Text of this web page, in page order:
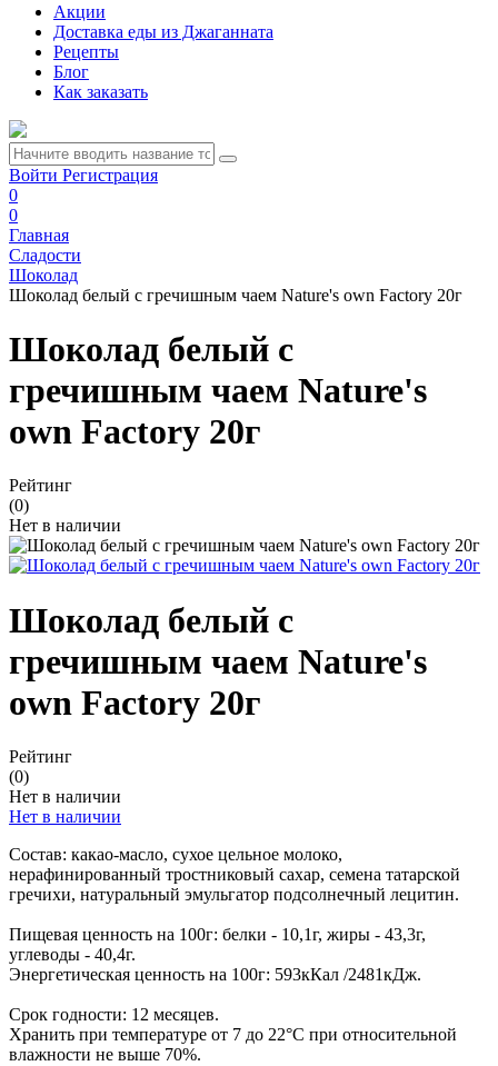
Акции
Доставка еды из Джаганната
Рецепты
Блог
Как заказать
Войти Регистрация
0
0
Главная
Сладости
Шоколад
Шоколад белый с гречишным чаем Nature's own Factory 20г
Шоколад белый с
гречишным чаем Nature's
own Factory 20г
Рейтинг
(0)
Нет в наличии
Шоколад белый с
гречишным чаем Nature's
own Factory 20г
Рейтинг
(0)
Нет в наличии
Нет в наличии
Состав: какао-масло, сухое цельное молоко,
нерафинированный тростниковый сахар, семена татарской
гречихи, натуральный эмульгатор подсолнечный лецитин.
Пищевая ценность на 100г: белки - 10,1г, жиры - 43,3г,
углеводы - 40,4г.
Энергетическая ценность на 100г: 593кКал /2481кДж.
Срок годности: 12 месяцев.
Хранить при температуре от 7 до 22°С при относительной
влажности не выше 70%.